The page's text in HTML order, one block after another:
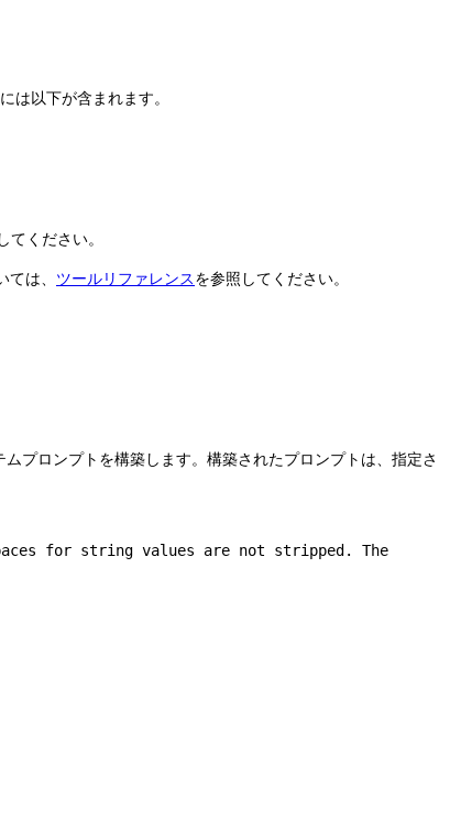
は以下が含まれます。
てください。
は、 ツールリファレンスを参照してください。
プロンプトを構築します。構築されたプロンプトは、指定さ
for string values are not stripped. The